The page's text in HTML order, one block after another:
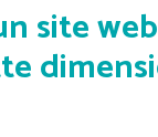
site